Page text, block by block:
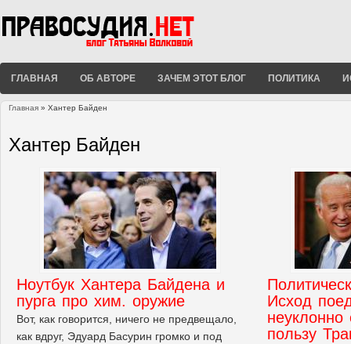
ГЛАВНАЯ ОБ АВТОРЕ ЗАЧЕМ ЭТОТ БЛОГ ПОЛИТИКА
Главная » Хантер Байден
Хантер Байден
Ноутбук Хантера Байдена и
пурга про хим. оружие
Вот, как говорится, ничего не предвещало,
как вдруг, Эдуард Басурин громко и под
Исход
неуклонно
пользу